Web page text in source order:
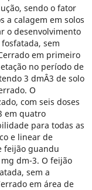
sendo o fator
a calagem em solos
o desenvolvimento
sem
em primeiro
no período de
3 dmÂ­3 de solo
O
com seis doses
em quatro
para todas as
e linear de
feijão guandu
dm-3. O feijão
sem a
em área de